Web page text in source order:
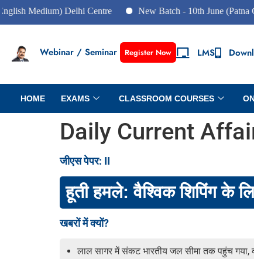
Delhi Centre New Batch - 10th June (Patna Centre)
Webinar / Seminar Register Now LMS
HOME EXAMS CLASSROOM COURSES
Daily Current
जीएस पेपर: II
हूती हमले: वैश्विक शिपिंग के
खबरों में क्यों?
लाल सागर में संकट भारतीय जल सीमा तक पहुंच गया,